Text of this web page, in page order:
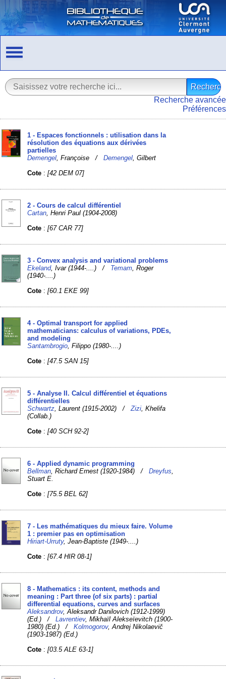
Recherche avancée
Préférences
1 - Espaces fonctionnels : utilisation dans la
résolution des équations aux dérivées
partielles
Demengel , Françoise /Demengel , Gilbert
Cote :[42 DEM 07]
2 - Cours de calcul différentiel
Cartan , Henri Paul (1904-2008)
Cote :[67 CAR 77]
3 - Convex analysis and variational problems
Ekeland, Ivar (1944-....) / Temam , Roger
(1940-....)
Cote :[60.1 EKE 99]
4 - Optimal transport for applied
mathematicians: calculus of variations, PDEs,
and modeling
Santambrogio , Filippo (1980-....)
Cote :[47.5 SAN 15]
5 - Analyse II. Calcul différentiel et équations
différentielles
Schwartz , Laurent (1915-2002) /Zizi , Khelifa
(Collab.)
Cote :[40 SCH 92-2]
6 - Applied dynamic programming
Bellman , Richard Ernest (1920-1984) /Dreyfus
Stuart E.
Cote :[75.5 BEL 62]
7 - Les mathématiques du mieux faire. Volume
1 : premier pas en optimisation
Hiriart-Urruty, Jean-Baptiste (1949-....)
Cote :[67.4 HIR 08-1]
8 - Mathematics : its content, methods and
meaning : Part three (of six parts) : partial
differential equations, curves and surfaces
Aleksandrov, Aleksandr Danilovich (1912-1999)
(Ed.) /Lavrentiev, Mikhaïl Alekseïevitch (1900-
1980) (Ed.) /Kolmogorov, Andrej Nikolaevič
(1903-1987) (Ed.)
Cote :[03.5 ALE 63-1]